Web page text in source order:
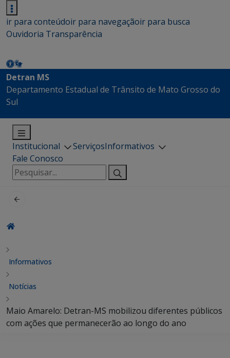
ir para conteúdoir para navegaçãoir para busca
Ouvidoria Transparência
Detran MS
Departamento Estadual de Trânsito de Mato Grosso do
Sul
Institucional ServiçosInformativos
Fale Conosco
Pesquisar
por:
Informativos
Notícias
Maio Amarelo: Detran-MS mobilizou diferentes públicos
com ações que permanecerão ao longo do ano